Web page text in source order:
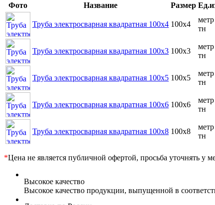
Фото
Название Размер
Труба электросварная квадратная 100x4 100x4
метр
тн
Труба электросварная квадратная 100x3 100x3
метр
тн
Труба электросварная квадратная 100x5 100x5
метр
тн
Труба электросварная квадратная 100x6 100x6
метр
тн
Труба электросварная квадратная 100x8 100x8
метр
тн
*Цена не является публичной офертой, просьба уточнять у
Высокое качество
Высокое качество продукции, выпущенной в